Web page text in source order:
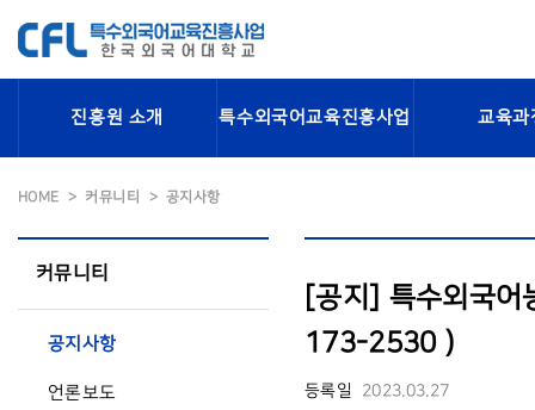
진흥원 소개 특수외국어교육진흥사업 교육과
HOME 커뮤니티 공지사항
커뮤니티
공지사항
언론보도
[공지] 특수외국
173-2530 )
등록일 2023.03.27